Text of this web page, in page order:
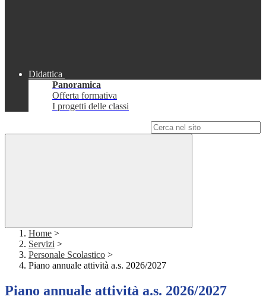
Didattica
Panoramica
Offerta formativa
I progetti delle classi
Home >
Servizi >
Personale Scolastico >
Piano annuale attività a.s. 2026/2027
Piano annuale attività a.s. 2026/2027